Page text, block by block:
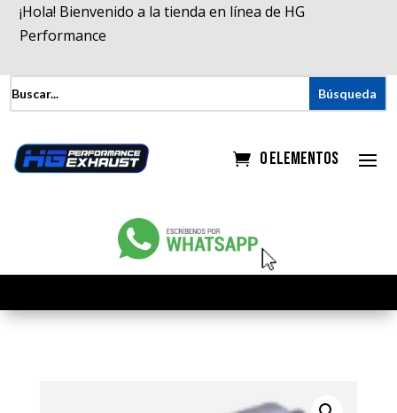
¡Hola! Bienvenido a la tienda en línea de HG
Performance
0 elementos